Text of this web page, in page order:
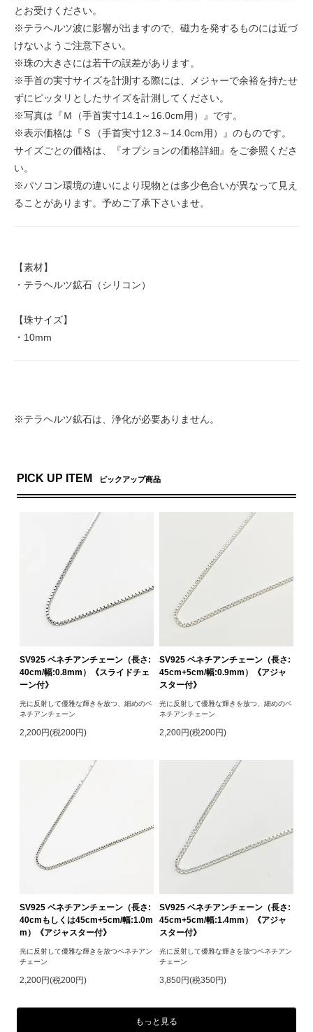
とお受けください。
※テラヘルツ波に影響が出ますので、磁力を発するものには近づ
けないようご注意下さい。
※珠の大きさには若干の誤差があります。
※手首の実寸サイズを計測する際には、メジャーで余裕を持たせ
ずにピッタリとしたサイズを計測してください。
※写真は『Ｍ（手首実寸14.1～16.0cm用）』です。
※表示価格は『Ｓ（手首実寸12.3～14.0cm用）』のものです。
サイズごとの価格は、『オプションの価格詳細』をご参照くださ
い。
※パソコン環境の違いにより現物とは多少色合いが異なって見え
ることがあります。予めご了承下さいませ。
【素材】
・テラヘルツ鉱石（シリコン）
【珠サイズ】
・10mm
※テラヘルツ鉱石は、浄化が必要ありません。
PICK UP ITEM ピックアップ商品
SV925 ベネチアンチェーン（長さ:
40cm/幅:0.8mm）《スライドチェ
ーン付》
光に反射して優雅な輝きを放つ、細めのベ
ネチアンチェーン
2,200円(税200円)
SV925 ベネチアンチェーン（長さ:
45cm+5cm/幅:0.9mm）《アジャ
スター付》
光に反射して優雅な輝きを放つ、細めのベ
ネチアンチェーン
2,200円(税200円)
SV925 ベネチアンチェーン（長さ:
40cmもしくは45cm+5cm/幅:1.0m
m）《アジャスター付》
光に反射して優雅な輝きを放つベネチアン
チェーン
2,200円(税200円)
SV925 ベネチアンチェーン（長さ:
45cm+5cm/幅:1.4mm）《アジャ
スター付》
光に反射して優雅な輝きを放つベネチアン
チェーン
3,850円(税350円)
もっと見る